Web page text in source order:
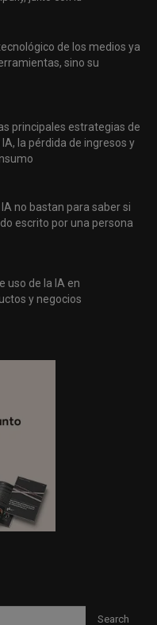
de los medios ya
sino su
principales estrategias de
la pérdida de ingresos y
IA no bastan para saber si
escrito por una persona
uso de la IA en
y negocios